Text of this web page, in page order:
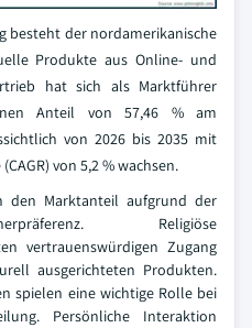
besteht der nordamerikanische
Produkte aus Online- und
hat sich als Marktführer
Anteil von 57,46 % am
von 2026 bis 2035 mit
von 5,2 % wachsen.
den Marktanteil aufgrund der
Religiöse
vertrauenswürdigen Zugang
ausgerichteten Produkten.
spielen eine wichtige Rolle bei
Persönliche Interaktion